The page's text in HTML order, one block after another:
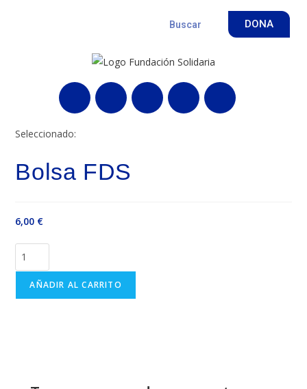
DONA
Seleccionado:
Bolsa FDS
6,00 €
AÑADIR AL CARRITO